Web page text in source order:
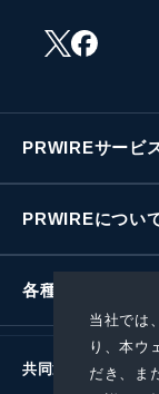
当社では
り、本ウ
だき、ま
PRWIREサービ
PRWIREについ
各種お問い合わせ
共同通信社グループ